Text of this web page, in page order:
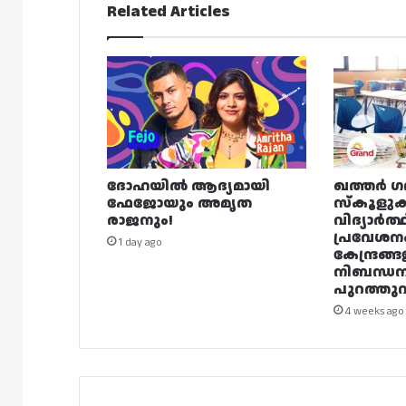
Related Articles
ദോഹയിൽ ആദ്യമായി
ഫേജോയും അമൃത
രാജനും!
1 day ago
ഖത്തർ
4 weeks ago